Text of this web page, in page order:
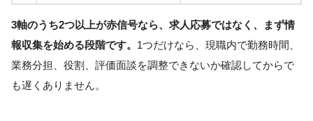
3軸のうち2つ以上が赤信号なら、求人応募ではなく、まず情
報収集を始める段階です。 1つだけなら、現職内で勤務時間、
業務分担、役割、評価面談を調整できないか確認してからで
も遅くありません。